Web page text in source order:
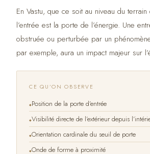
En Vastu, que ce soit au niveau du
l’entrée est la porte de l’énergie. Une
obstruée ou perturbée par un
par exemple, aura un impact majeur sur
CE QU’ON OBSERVE
Position de la porte d’entrée
Visibilité directe de l’extérieur depuis
Orientation cardinale du seuil de porte
Onde de forme à proximité